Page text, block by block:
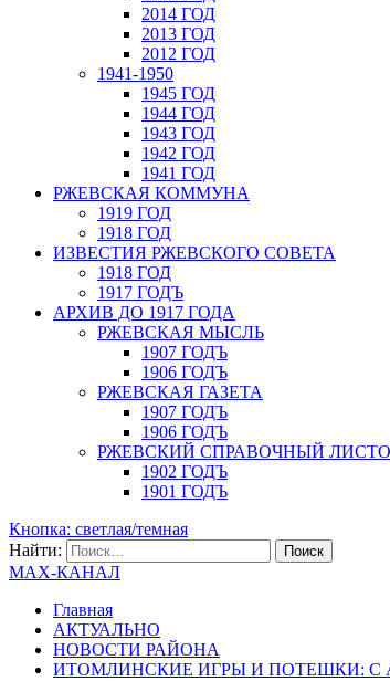
2014 ГОД
2013 ГОД
2012 ГОД
1941-1950
1945 ГОД
1944 ГОД
1943 ГОД
1942 ГОД
1941 ГОД
РЖЕВСКАЯ КОММУНА
1919 ГОД
1918 ГОД
ИЗВЕСТИЯ РЖЕВСКОГО СОВЕТА
1918 ГОД
1917 ГОДЪ
АРХИВ ДО 1917 ГОДА
РЖЕВСКАЯ МЫСЛЬ
1907 ГОДЪ
1906 ГОДЪ
РЖЕВСКАЯ ГАЗЕТА
1907 ГОДЪ
1906 ГОДЪ
РЖЕВСКИЙ СПРАВОЧНЫЙ
1902 ГОДЪ
1901 ГОДЪ
Кнопка: светлая/темная
Найти:
MAX-КАНАЛ
Главная
АКТУАЛЬНО
НОВОСТИ РАЙОНА
ИТОМЛИНСКИЕ ИГРЫ И ПОТЕШКИ: С